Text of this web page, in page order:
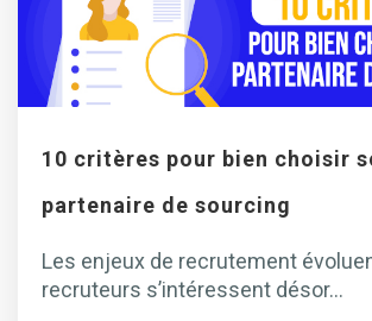
10 critères pour bien choisir
partenaire de sourcing
Les enjeux de recrutement
recruteurs s’intéressent désor...